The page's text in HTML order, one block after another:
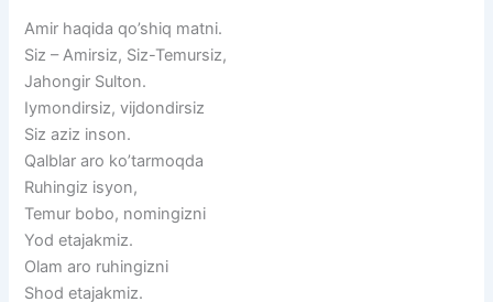
Amir haqida qo’shiq matni.
Siz – Amirsiz, Siz-Temursiz,
Jahongir Sulton.
Iymondirsiz, vijdondirsiz
Siz aziz inson.
Qalblar aro ko’tarmoqda
Ruhingiz isyon,
Temur bobo, nomingizni
Yod etajakmiz.
Olam aro ruhingizni
Shod etajakmiz.